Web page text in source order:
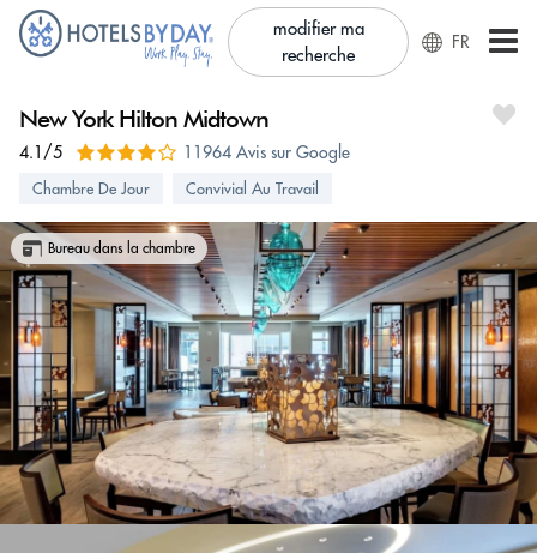
modifier ma
recherche
FR
New York Hilton Midtown
4.1/5 11964 Avis sur Google
Chambre De Jour Convivial Au Travail
Bureau dans la chambre